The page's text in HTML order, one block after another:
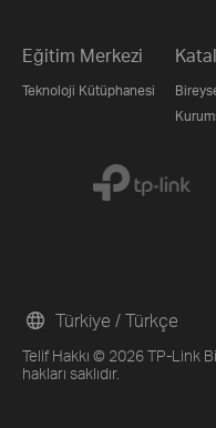
Eğitim Merkezi
Teknoloji Kütüphanesi
Telif Hakkı © 2026 TP-Link
hakları saklıdır.
Türkiye / Türkçe